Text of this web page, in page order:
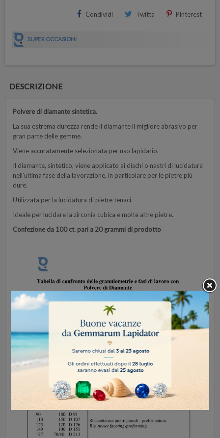
Condividi Twitta Pinterest
SUPER OCCASIONI
DESCRIZIONE
Polvere di diamante sintetica.
La sua estrema durezza rende il diamante il migliore abrasivo per
gran parte delle gemme.
Viene accuratamente selezionata per uso lapidario.
Il diamante, sintetico, viene applicato ai dischi o nastri di lucidatura
nell'ultima fase della lavorazione, in particolare per le pietre più
dure.
Utilizzata per la lucidatura di pietre tenaci.
Ideale per lucidare la zirconia cubica e molte altre pietre.
Confezione da 100 ct. pari a 20 grammi di prodotto